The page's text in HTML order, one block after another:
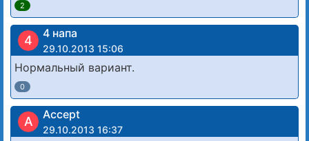
2
4 4 напа
29.10.2013 15:06
Нормальный вариант.
0
A Accept
29.10.2013 16:37